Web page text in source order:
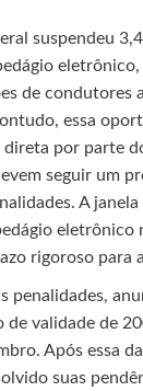
suspendeu
de condutores
essa
direta por parte
seguir um
A
eletrônico
rigoroso para
penalidades,
validade de
Após essa
suas